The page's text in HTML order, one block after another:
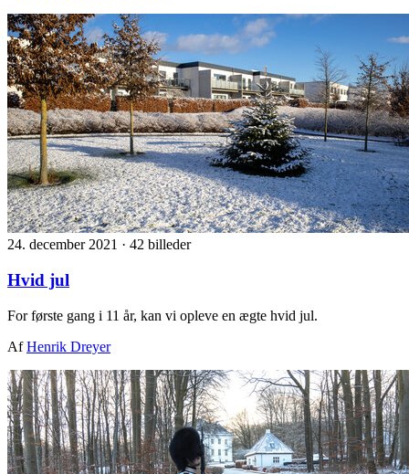
24. december 2021 · 42 billeder
Hvid jul
For første gang i 11 år, kan vi opleve en ægte hvid jul.
AfHenrik Dreyer